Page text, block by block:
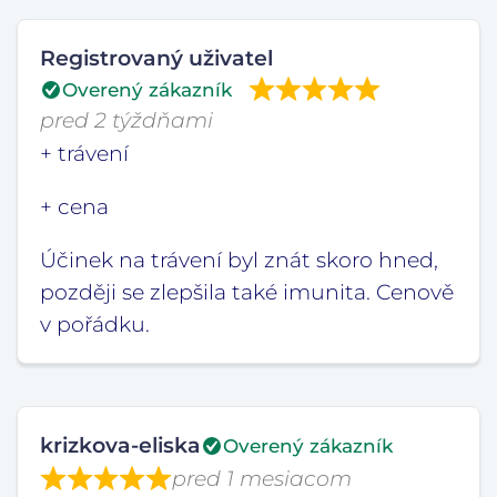
pred 2 týždňami
+ trávení
+ cena
Účinek na trávení byl znát skoro hned,
později se zlepšila také imunita. Cenově
v pořádku.
Registrovaný uživatel
Overený zákazník
pred 1 mesiacom
krizkova-eliska Overený zákazník